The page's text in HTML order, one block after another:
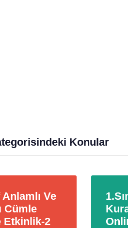
Konular
Anlamlı Ve
Cümle
Etkinlik-2